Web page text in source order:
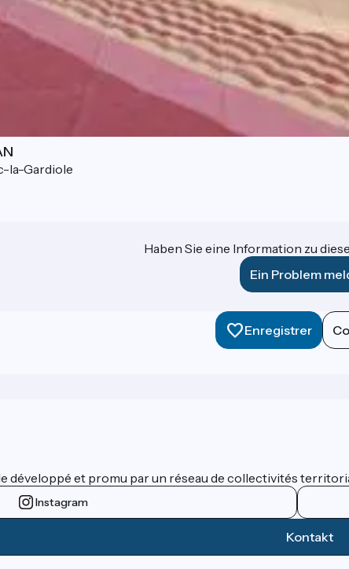
la-Gardiole
Haben Sie eine Information zu
Ein Problem
Enregistrer
développé et promu par un réseau de collectivités
Instagram
Kontakt